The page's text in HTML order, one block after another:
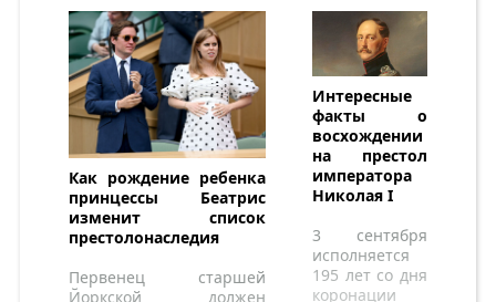
Как рождение ребенка
принцессы Беатрис
изменит список
престолонаследия
Первенец старшей
Йоркской должен
Интересные
факты о
восхождении
на престол
императора
Николая I
3 сентября
исполняется
195 лет со дня
коронации